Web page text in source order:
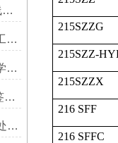
LoveJoy万向节在自动化生产线中的核心作用
深入解析Blacoh脉冲阻尼器的工作原理与应用
Sonic Sifter声波振动筛的动力学模拟与性能分析
学会使用Crosstex灭菌指示标签提高无菌保证水平
Tyler筛网振动筛如何提升物料处理能力
215SZZG
215SZZ-
215SZZX
216 SFF
216 SFFC